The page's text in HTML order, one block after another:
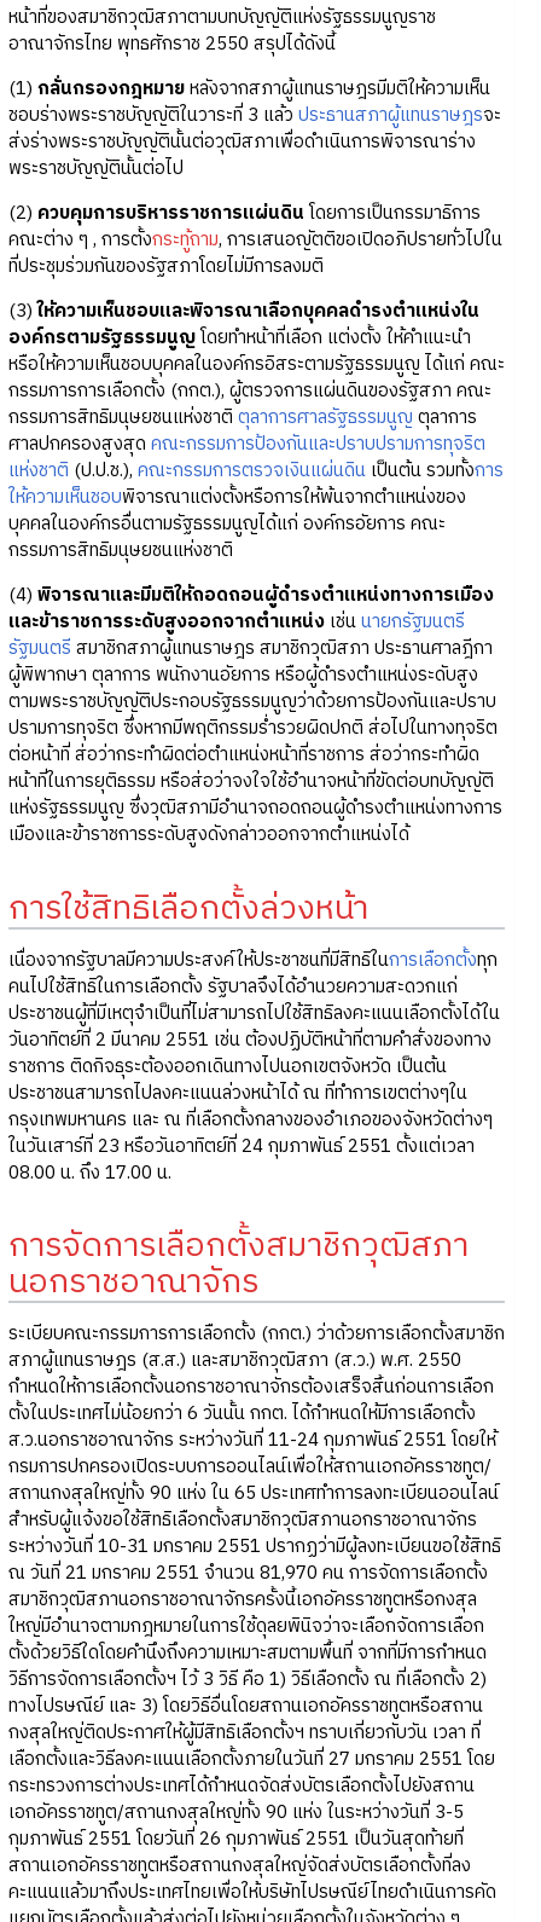
หน้าที่ของสมาชิกวุฒิสภาตามบทบัญญัติแห่งรัฐธรรมนูญราช
อาณาจักรไทย พุทธศักราช 2550 สรุปได้ดังนี้
(1) กลั่นกรองกฎหมายหลังจากสภาผู้แทนราษฎรมีมติให้ความเห็น
ชอบร่างพระราชบัญญัติในวาระที่ 3 แล้ว ประธานสภาผู้แทนราษฎรจะ
ส่งร่างพระราชบัญญัตินั้นต่อวุฒิสภาเพื่อดำเนินการพิจารณาร่าง
พระราชบัญญัตินั้นต่อไป
(2) ควบคุมการบริหารราชการแผ่นดินโดยการเป็นกรรมาธิการ
คณะต่าง ๆ , การตั้งกระทู้ถาม, การเสนอญัตติขอเปิดอภิปรายทั่วไปใน
ที่ประชุมร่วมกันของรัฐสภาโดยไม่มีการลงมติ
(3)ให้ความเห็นชอบและพิจารณาเลือกบุคคลดำรงตำแหน่งใน
องค์กรตามรัฐธรรมนูญโดยทำหน้าที่เลือก แต่งตั้ง ให้คำแนะนำ
หรือให้ความเห็นชอบบุคคลในองค์กรอิสระตามรัฐธรรมนูญ ได้แก่ คณะ
กรรมการการเลือกตั้ง (กกต.), ผู้ตรวจการแผ่นดินของรัฐสภา คณะ
กรรมการสิทธิมนุษยชนแห่งชาติ ตุลาการศาลรัฐธรรมนูญ ตุลาการ
ศาลปกครองสูงสุด คณะกรรมการป้องกันและปราบปรามการทุจริต
แห่งชาติ (ป.ป.ช.), คณะกรรมการตรวจเงินแผ่นดินเป็นต้น รวมทั้งการ
ให้ความเห็นชอบพิจารณาแต่งตั้งหรือการให้พ้นจากตำแหน่งของ
บุคคลในองค์กรอื่นตามรัฐธรรมนูญได้แก่ องค์กรอัยการ คณะ
กรรมการสิทธิมนุษยชนแห่งชาติ
(4) พิจารณาและมีมติให้ถอดถอนผู้ดำรงตำแหน่งทางการเมือง
และข้าราชการระดับสูงออกจากตำแหน่งเช่นนายกรัฐมนตรี
รัฐมนตรี สมาชิกสภาผู้แทนราษฎร สมาชิกวุฒิสภา ประธานศาลฎีกา
ผู้พิพากษา ตุลาการ พนักงานอัยการ หรือผู้ดำรงตำแหน่งระดับสูง
ตามพระราชบัญญัติประกอบรัฐธรรมนูญว่าด้วยการป้องกันและปราบ
ปรามการทุจริต ซึ่งหากมีพฤติกรรมร่ำรวยผิดปกติ ส่อไปในทางทุจริต
ต่อหน้าที่ ส่อว่ากระทำผิดต่อตำแหน่งหน้าที่ราชการ ส่อว่ากระทำผิด
หน้าที่ในการยุติธรรม หรือส่อว่าจงใจใช้อำนาจหน้าที่ขัดต่อบทบัญญัติ
แห่งรัฐธรรมนูญ ซึ่งวุฒิสภามีอำนาจถอดถอนผู้ดำรงตำแหน่งทางการ
เมืองและข้าราชการระดับสูงดังกล่าวออกจากตำแหน่งได้
การใช้สิทธิเลือกตั้งล่วงหน้า
เนื่องจากรัฐบาลมีความประสงค์ให้ประชาชนที่มีสิทธิในการเลือกตั้งทุก
คนไปใช้สิทธิในการเลือกตั้ง รัฐบาลจึงได้อำนวยความสะดวกแก่
ประชาชนผู้ที่มีเหตุจำเป็นที่ไม่สามารถไปใช้สิทธิลงคะแนนเลือกตั้งได้ใน
วันอาทิตย์ที่ 2 มีนาคม 2551 เช่น ต้องปฏิบัติหน้าที่ตามคำสั่งของทาง
ราชการ ติดกิจธุระต้องออกเดินทางไปนอกเขตจังหวัด เป็นต้น
ประชาชนสามารถไปลงคะแนนล่วงหน้าได้ ณ ที่ทำการเขตต่างๆใน
กรุงเทพมหานคร และ ณ ที่เลือกตั้งกลางของอำเภอของจังหวัดต่างๆ
ในวันเสาร์ที่ 23 หรือวันอาทิตย์ที่ 24 กุมภาพันธ์ 2551 ตั้งแต่เวลา
08.00 น. ถึง 17.00 น.
การจัดการเลือกตั้งสมาชิกวุฒิสภา
นอกราชอาณาจักร
ระเบียบคณะกรรมการการเลือกตั้ง (กกต.) ว่าด้วยการเลือกตั้งสมาชิก
สภาผู้แทนราษฎร (ส.ส.) และสมาชิกวุฒิสภา (ส.ว.) พ.ศ. 2550
กำหนดให้การเลือกตั้งนอกราชอาณาจักรต้องเสร็จสิ้นก่อนการเลือก
ตั้งในประเทศไม่น้อยกว่า 6 วันนั้น กกต. ได้กำหนดให้มีการเลือกตั้ง
ส.ว.นอกราชอาณาจักร ระหว่างวันที่ 11-24 กุมภาพันธ์ 2551 โดยให้
กรมการปกครองเปิดระบบการออนไลน์เพื่อให้สถานเอกอัครราชทูต/
สถานกงสุลใหญ่ทั้ง 90 แห่ง ใน 65 ประเทศทำการลงทะเบียนออนไลน์
สำหรับผู้แจ้งขอใช้สิทธิเลือกตั้งสมาชิกวุฒิสภานอกราชอาณาจักร
ระหว่างวันที่ 10-31 มกราคม 2551 ปรากฏว่ามีผู้ลงทะเบียนขอใช้สิทธิ
ณ วันที่ 21 มกราคม 2551 จำนวน 81,970 คน การจัดการเลือกตั้ง
สมาชิกวุฒิสภานอกราชอาณาจักรครั้งนี้เอกอัครราชทูตหรือกงสุล
ใหญ่มีอำนาจตามกฎหมายในการใช้ดุลยพินิจว่าจะเลือกจัดการเลือก
ตั้งด้วยวิธีใดโดยคำนึงถึงความเหมาะสมตามพื้นที่ จากที่มีการกำหนด
วิธีการจัดการเลือกตั้งฯ ไว้ 3 วิธี คือ 1) วิธีเลือกตั้ง ณ ที่เลือกตั้ง 2)
ทางไปรษณีย์ และ 3) โดยวิธีอื่นโดยสถานเอกอัครราชทูตหรือสถาน
กงสุลใหญ่ติดประกาศให้ผู้มีสิทธิเลือกตั้งฯ ทราบเกี่ยวกับวัน เวลา ที่
เลือกตั้งและวิธีลงคะแนนเลือกตั้งภายในวันที่ 27 มกราคม 2551 โดย
กระทรวงการต่างประเทศได้กำหนดจัดส่งบัตรเลือกตั้งไปยังสถาน
เอกอัครราชทูต/สถานกงสุลใหญ่ทั้ง 90 แห่ง ในระหว่างวันที่ 3-5
กุมภาพันธ์ 2551 โดยวันที่ 26 กุมภาพันธ์ 2551 เป็นวันสุดท้ายที่
สถานเอกอัครราชทูตหรือสถานกงสุลใหญ่จัดส่งบัตรเลือกตั้งที่ลง
คะแนนแล้วมาถึงประเทศไทยเพื่อให้บริษัทไปรษณีย์ไทยดำเนินการคัด